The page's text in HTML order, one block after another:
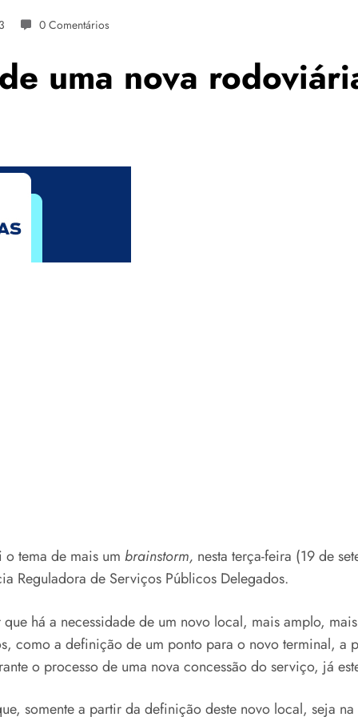
0 Comentários
uma nova
tema de mais um brainstorm, nesta terça-feira (19 de
Reguladora de Serviços Públicos Delegados.
há a necessidade de um novo local, mais amplo,
como a definição de um ponto para o novo terminal,
o processo de uma nova concessão do serviço, já
somente a partir da definição deste novo local, seja